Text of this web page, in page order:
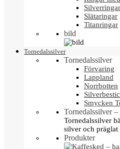
Silverringar
Slätaringar
Titanringar
bild
Tornedalssilver
Tornedalssilver
Förvaring
Lappland
Norrbotten
Smycken
Tornedalssilver
Tornedalssilver
silver och präglat
Produkter